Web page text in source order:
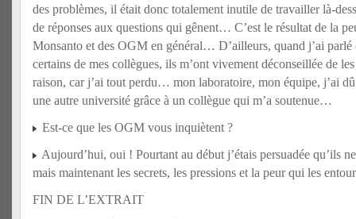
des problèmes, il était donc totalement inutile de travailler là-
de réponses aux questions qui gênent… C’est le résultat de la
Monsanto et des OGM en général… D’ailleurs, quand j’ai parlé
certains de mes collègues, ils m’ont vivement déconseillée de
raison, car j’ai tout perdu… mon laboratoire, mon équipe, j’ai
une autre université grâce à un collègue qui m’a soutenue…
Est-ce que les OGM vous inquiètent ?
Aujourd’hui, oui ! Pourtant au début j’étais persuadée qu’ils
mais maintenant les secrets, les pressions et la peur qui les
FIN DE L’EXTRAIT